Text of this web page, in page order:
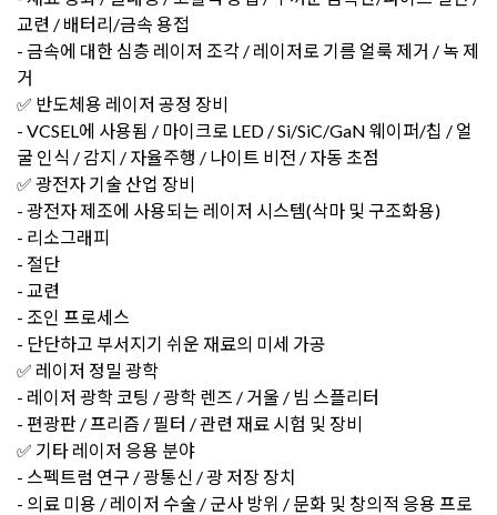
교련 / 배터리/금속 용접
- 금속에 대한 심층 레이저 조각 / 레이저로 기름 얼룩 제거 / 녹 제
거
✅ 반도체용 레이저 공정 장비
- VCSEL에 사용됨 / 마이크로 LED / Si/SiC/GaN 웨이퍼/칩 / 얼
굴 인식 / 감지 / 자율주행 / 나이트 비전 / 자동 초점
✅ 광전자 기술 산업 장비
- 광전자 제조에 사용되는 레이저 시스템(삭마 및 구조화용)
- 리소그래피
- 절단
- 교련
- 조인 프로세스
- 단단하고 부서지기 쉬운 재료의 미세 가공
✅ 레이저 정밀 광학
- 레이저 광학 코팅 / 광학 렌즈 / 거울 / 빔 스플리터
- 편광판 / 프리즘 / 필터 / 관련 재료 시험 및 장비
✅ 기타 레이저 응용 분야
- 스펙트럼 연구 / 광통신 / 광 저장 장치
- 의료 미용 / 레이저 수술 / 군사 방위 / 문화 및 창의적 응용 프로